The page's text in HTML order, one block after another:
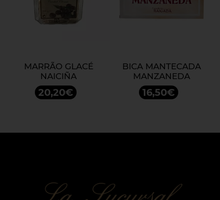
MARRÃO GLACÉ
NAICIÑA
20,20€
BICA MANTECADA
MANZANEDA
16,50€